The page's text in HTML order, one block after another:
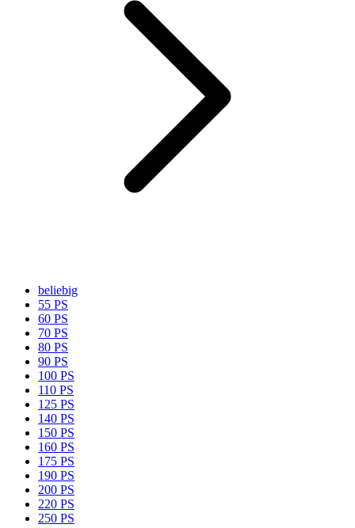
beliebig
55 PS
60 PS
70 PS
80 PS
90 PS
100 PS
110 PS
125 PS
140 PS
150 PS
160 PS
175 PS
190 PS
200 PS
220 PS
250 PS